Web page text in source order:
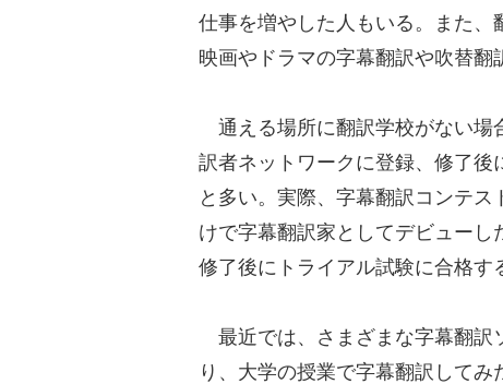
仕事を増やした人もいる。また、
映画やドラマの字幕翻訳や吹替翻
通える場所に翻訳学校がない場
訳者ネットワークに登録、修了後
と多い。実際、字幕翻訳コンテ
けで字幕翻訳家としてデビューし
修了後にトライアル試験に合格す
最近では、さまざまな字幕翻訳
り、大学の授業で字幕翻訳して